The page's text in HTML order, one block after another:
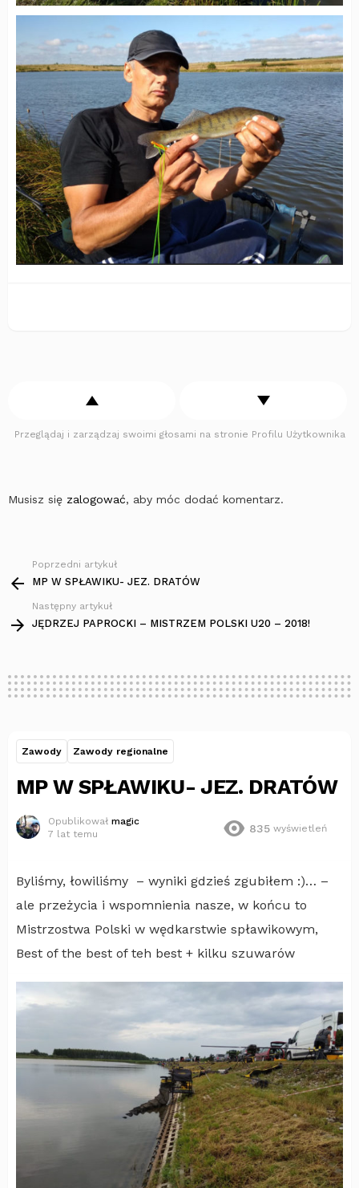
Przeglądaj i zarządzaj swoimi głosami na stronie Profilu Użytkownika
Musisz się zalogować, aby móc dodać komentarz.
Zobacz
więcej
Poprzedni artykuł
MP W SPŁAWIKU- JEZ. DRATÓW
Następny artykuł
JĘDRZEJ PAPROCKI – MISTRZEM POLSKI U20 – 2018!
Zawody Zawody regionalne
MP W SPŁAWIKU- JEZ. DRATÓW
Opublikował magic
7 lat temu
835 wyświetleń
Byliśmy, łowiliśmy – wyniki gdzieś zgubiłem :)… –
ale przeżycia i wspomnienia nasze, w końcu to
Mistrzostwa Polski w wędkarstwie spławikowym,
Best of the best of teh best + kilku szuwarów